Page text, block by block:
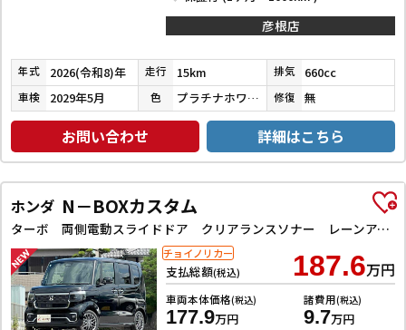
彦根店
年式 2026(令和8)年 走行 15km 排気 660cc
車検 2029年5月 色 プラチナホワイトパール 修復 無
お問い合わせ 詳細はこちら
ホンダ N－BOXカスタム
ターボ 両側電動スライドドア クリアランスソナー レーンアシスト オートライト スマートキー アイドリングストップ 電動格納ミラー ベンチシート CVT ESC USB チップアップシート
支払総額(税込) 187.6万円
車両本体価格(税込)
177.9万円
諸費用(税込)
9.7万円
チョイノリカー